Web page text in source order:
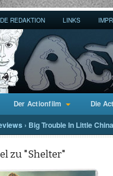
REDAKTION LINKS
Der Actionfilm Die
› Big Trouble In Little China
zu "Shelter"